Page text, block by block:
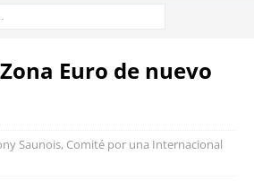
Euro de nuevo
Saunois, Comité por una Internacional